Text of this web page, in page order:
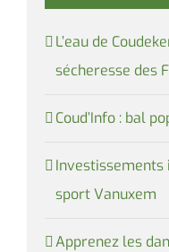
L’eau de
sécheresse des
Coud’Info : bal
sport Vanuxem
Apprenez les